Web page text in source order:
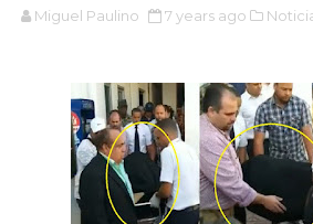
Miguel Paulino 7 years ago